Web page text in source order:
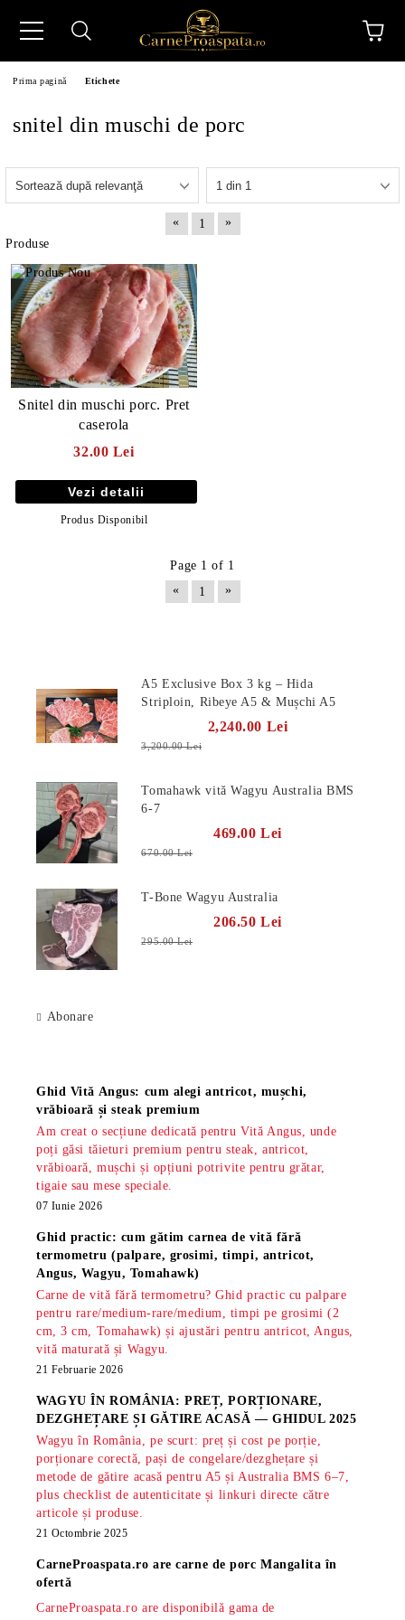
30%
Prima pagină Etichete
snitel din muschi de porc
« 1
»
Produse
Snitel din muschi porc. Pret
caserola
32.00 Lei
Vezi detalii
Produs Disponibil
Page 1 of 1
«
1 »
A5 Exclusive Box 3 kg – Hida
Striploin, Ribeye A5 & Mușchi A5
2,240.00 Lei
3,200.00 Lei
Tomahawk vită Wagyu Australia BMS
6-7
469.00 Lei
670.00 Lei
T-Bone Wagyu Australia
206.50 Lei
295.00 Lei
Abonare
Ghid Vită Angus: cum alegi antricot, mușchi,
vrăbioară și steak premium
Am creat o secțiune dedicată pentru Vită Angus, unde
poți găsi tăieturi premium pentru steak, antricot,
vrăbioară, mușchi și opțiuni potrivite pentru grătar,
tigaie sau mese speciale.
07 Iunie 2026
Ghid practic: cum gătim carnea de vită fără
termometru (palpare, grosimi, timpi, antricot,
Angus, Wagyu, Tomahawk)
Carne de vită fără termometru? Ghid practic cu palpare
pentru rare/medium-rare/medium, timpi pe grosimi (2
cm, 3 cm, Tomahawk) și ajustări pentru antricot, Angus,
vită maturată și Wagyu.
21 Februarie 2026
WAGYU ÎN ROMÂNIA: PREȚ, PORȚIONARE,
DEZGHEȚARE ȘI GĂTIRE ACASĂ — GHIDUL 2025
Wagyu în România, pe scurt: preț și cost pe porție,
porționare corectă, pași de congelare/dezghețare și
metode de gătire acasă pentru A5 și Australia BMS 6–7,
plus checklist de autenticitate și linkuri directe către
articole și produse.
21 Octombrie 2025
CarneProaspata.ro arecarne de porc Mangalita în
ofertă
CarneProaspata.ro are disponibilă gama de